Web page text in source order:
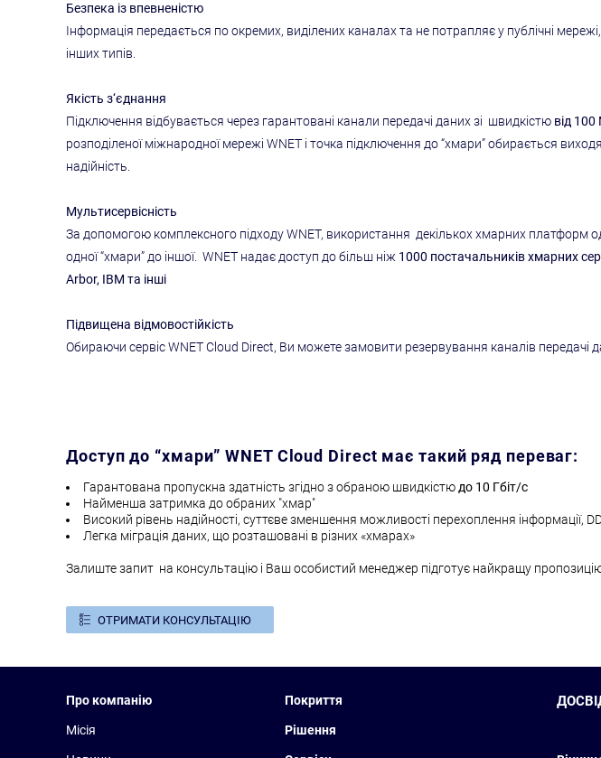
Безпека із впевненістю
Інформація передається по окремих, виділених каналах та не потрапляє у публічні
інших типів.
Якість з‘єднання
Підключення відбувається через гарантовані канали передачі даних зі швидкістю від 100
розподіленої міжнародної мережі WNET і точка підключення до “хмари” обирається
надійність.
Мультисервісність
За допомогою комплексного підходу WNET, використання декількох хмарних платформ
одної “хмари” до іншої. WNET надає доступ до більш ніж 1000 постачальників хмарних
Arbor, IBM та інші
Підвищена відмовостійкість
Обираючи сервіс WNET Cloud Direct, Ви можете замовити резервування каналів
Доступ до “хмари” WNET Cloud Direct має такий ряд переваг:
Гарантована пропускна здатність згідно з обраною швидкістю до 10 Гбіт/с
Найменша затримка до обраних "хмар"
Високий рівень надійності, суттєве зменшення можливості перехоплення інформації,
Легка міграція даних, що розташовані в різних «хмарах»
Залиште запит на консультацію і Ваш особистий менеджер підготує найкращу
ОТРИМАТИ КОНСУЛЬТАЦІЮ
Про компанію
Місія
Покриття
Рішення